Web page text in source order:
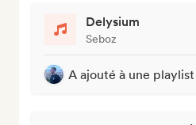
Delysium
Seboz
A ajouté à une playlist